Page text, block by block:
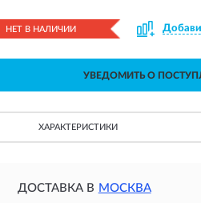
НЕТ В НАЛИЧИИ
УВЕДОМИТЬ О
ХАРАКТЕРИСТИКИ
ДОСТАВКА В МОСКВА